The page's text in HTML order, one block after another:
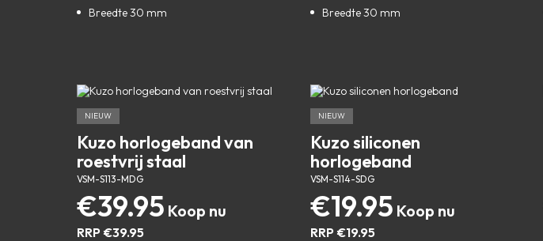
Breedte 30 mm
Breedte 30 mm
NIEUW
Kuzo horlogeband van
roestvrij staal
VSM-S113-MDG
€39.95
RRP €39.95
NIEUW
Kuzo siliconen
horlogeband
VSM-S114-SDG
€19.95
RRP €19.95